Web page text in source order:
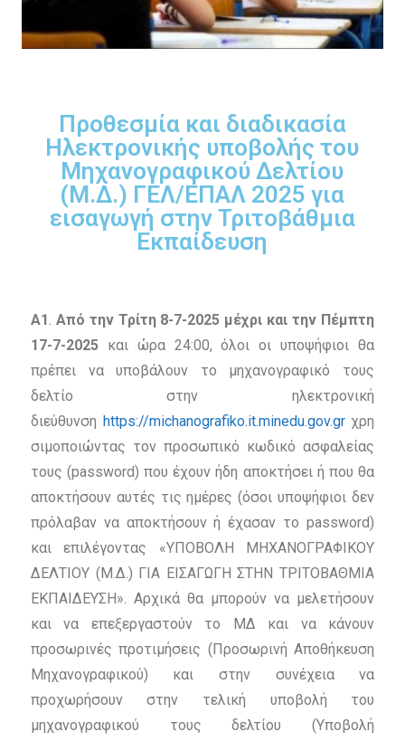
Προθεσμία και διαδικασία
Ηλεκτρονικής υποβολής του
Μηχανογραφικού Δελτίου
(Μ.Δ.) ΓΕΛ/ΕΠΑΛ 2025 για
εισαγωγή στην Τριτοβάθμια
Εκπαίδευση
Α1. Από την Τρίτη 8-7-2025 μέχρι και την Πέμπτη
17-7-2025 και ώρα 24:00, όλοι οι υποψήφιοι θα
πρέπει να υποβάλουν το μηχανογραφικό τους
δελτίο στην ηλεκτρονική
διεύθυνση https://michanografiko.it.minedu.gov.gr χρη
σιμοποιώντας τον προσωπικό κωδικό ασφαλείας
τους (password) που έχουν ήδη αποκτήσει ή που θα
αποκτήσουν αυτές τις ημέρες (όσοι υποψήφιοι δεν
πρόλαβαν να αποκτήσουν ή έχασαν το password)
και επιλέγοντας «ΥΠΟΒΟΛΗ ΜΗΧΑΝΟΓΡΑΦΙΚΟΥ
ΔΕΛΤΙΟΥ (Μ.Δ.) ΓΙΑ ΕΙΣΑΓΩΓΗ ΣΤΗΝ ΤΡΙΤΟΒΑΘΜΙΑ
ΕΚΠΑΙΔΕΥΣΗ». Αρχικά θα μπορούν να μελετήσουν
και να επεξεργαστούν το ΜΔ και να κάνουν
προσωρινές προτιμήσεις (Προσωρινή Αποθήκευση
Μηχανογραφικού) και στην συνέχεια να
προχωρήσουν στην τελική υποβολή του
μηχανογραφικού τους δελτίου (Υποβολή